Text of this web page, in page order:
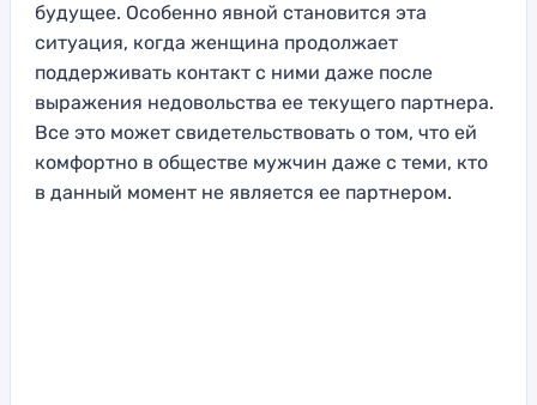
будущее. Особенно явной становится эта
ситуация, когда женщина продолжает
поддерживать контакт с ними даже после
выражения недовольства ее текущего партнера.
Все это может свидетельствовать о том, что ей
комфортно в обществе мужчин даже с теми, кто
в данный момент не является ее партнером.